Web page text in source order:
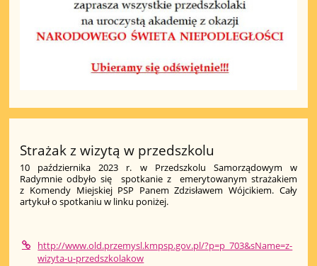
Strażak z wizytą w przedszkolu
10 października 2023 r. w Przedszkolu Samorządowym w
Radymnie odbyło się spotkanie z emerytowanym strażakiem
z Komendy Miejskiej PSP Panem Zdzisławem Wójcikiem. Cały
artykuł o spotkaniu w linku poniżej.
http://www.old.przemysl.kmpsp.gov.pl/?p=p_703&sName=z-
wizyta-u-przedszkolakow